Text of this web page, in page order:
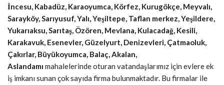
İncesu, Kabadüz, Karaoyumca, Körfez, Kurugökçe, Meyvalı,
Sarayköy, Sarıyusuf, Yalı, Yeşiltepe, Taflan merkez, Yeşildere,
Yukarıaksu, Sarıtaş, Özören, Mevlana, Kulacadağ, Kesili,
Karakavuk, Esenevler, Güzelyurt, Denizevleri, Çatmaoluk,
Çakırlar, Büyükoyumca, Balaç, Akalan,
Aslandamı mahalelerinde oturan vatandaşlarımız için evlere ek
iş imkanı sunan çok sayıda firma bulunmaktadır. Bu firmalar ile